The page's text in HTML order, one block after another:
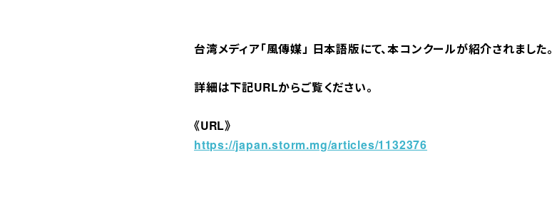
台湾メディア「風傳媒」 日本語版にて、本コンクールが紹介されました。
詳細は下記URLからご覧ください。
《URL》
https://japan.storm.mg/articles/1132376